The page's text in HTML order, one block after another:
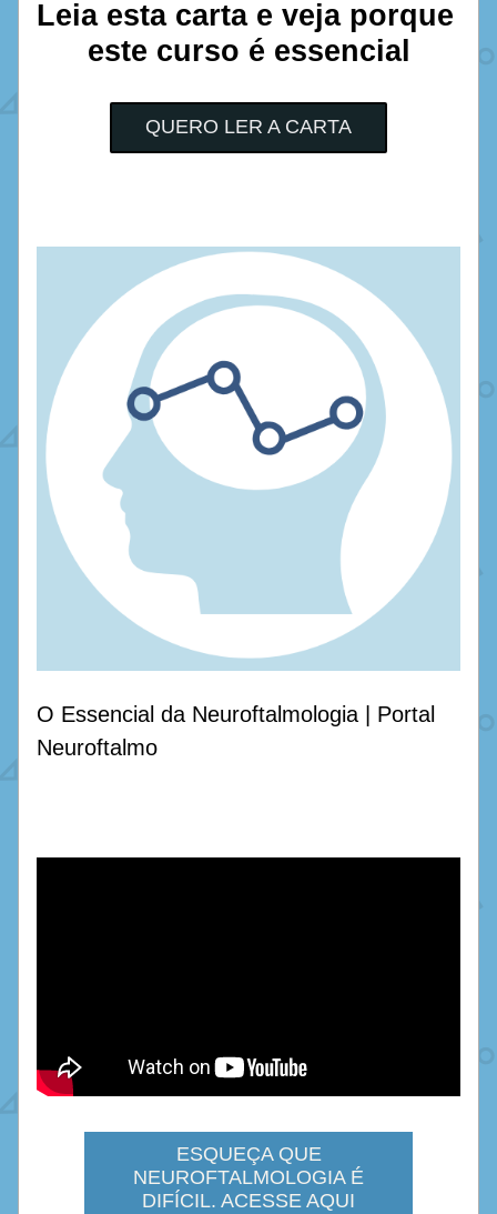
este curso é essencial
QUERO LER A CARTA
O Essencial da Neuroftalmologia | Portal
Neuroftalmo
ESQUEÇA QUE
NEUROFTALMOLOGIA É
DIFÍCIL. ACESSE AQUI